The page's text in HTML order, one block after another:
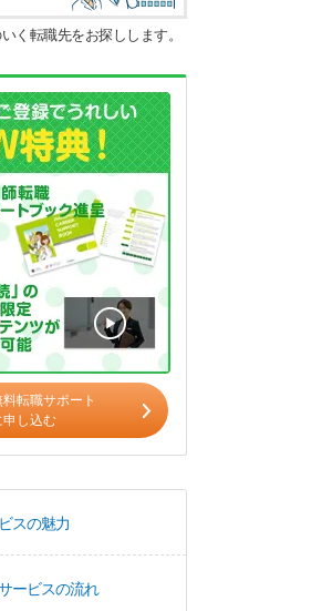
く転職先をお探しします。
料転職サポート
申し込む
スの魅力
ービスの流れ